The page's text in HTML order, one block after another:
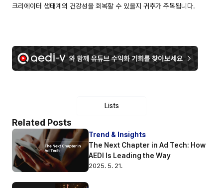
크리에이터 생태계의 건강성을 회복할 수 있을지 귀추가 주목됩니다.
Lists
Related Posts
Trend & Insights
The Next Chapter in Ad Tech: How
AEDI Is Leading the Way
2025. 5. 21.